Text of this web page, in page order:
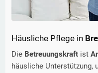
Häusliche Pflege in
Die Betreuungskraft ist
häusliche Unterstützung,